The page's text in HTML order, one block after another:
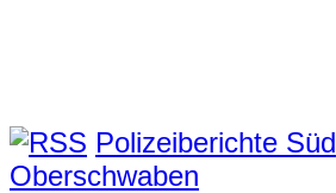
Polizeiberichte Süd
Oberschwaben